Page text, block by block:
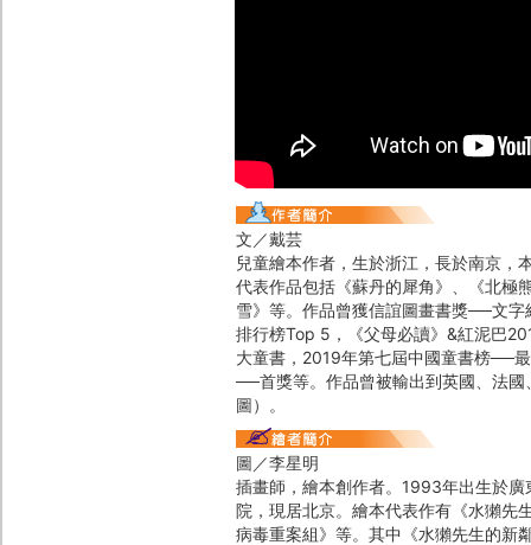
文／戴芸
兒童繪本作者，生於浙江，長於南京，
代表作品包括《蘇丹的犀角》、《北極
雪》等。作品曾獲信誼圖畫書獎──文
排行榜Top 5，《父母必讀》&紅泥巴
大童書，2019年第七屆中國童書榜──
──首獎等。作品曾被輸出到英國、法
圖）。
圖／李星明
插畫師，繪本創作者。1993年出生於
院，現居北京。繪本代表作有《水獺先
病毒重案組》等。其中《水獺先生的新